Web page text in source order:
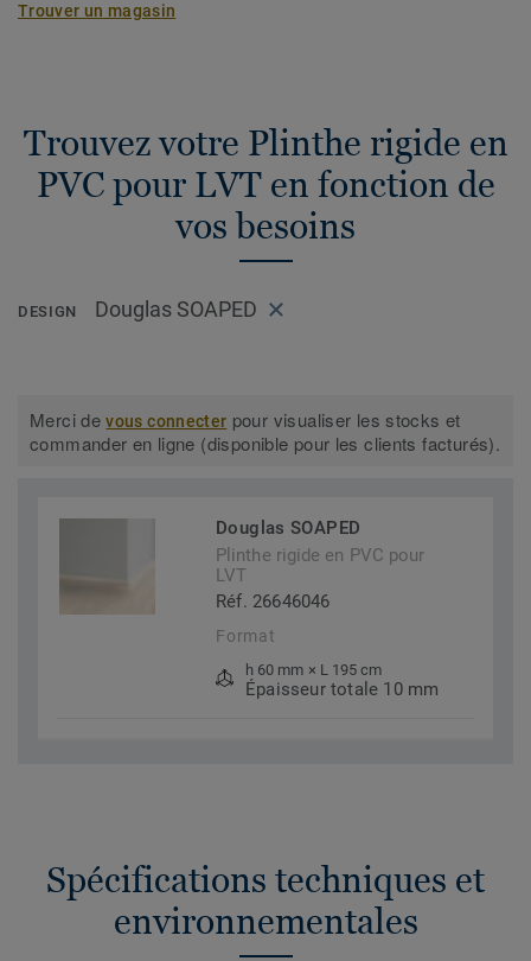
Trouver un magasin
Trouvez votre Plinthe rigide en
PVC pour LVT en fonction de
vos besoins
DESIGN Douglas SOAPED
Merci devous connecter pour visualiser les stocks et
commander en ligne (disponible pour les clients facturés).
Douglas SOAPED
Plinthe rigide en PVC pour
LVT
Réf. 26646046
Format
h 60 mm × L 195 cm
Épaisseur totale 10 mm
Spécifications techniques et
environnementales